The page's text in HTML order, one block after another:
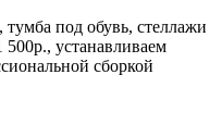
под обувь, стеллажи
устанавливаем
сборкой